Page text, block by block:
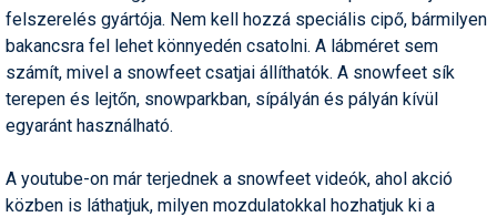
Humor
Hütte
Ingatlan
Játékok
felszerelés gyártója. Nem kell hozzá speciális cipő, bármilyen
bakancsra fel lehet könnyedén csatolni. A lábméret sem
számít, mivel a snowfeet csatjai állíthatók. A snowfeet sík
terepen és lejtőn, snowparkban, sípályán és pályán kívül
egyaránt használható.
A youtube-on már terjednek a snowfeet videók, ahol akció
közben is láthatjuk, milyen mozdulatokkal hozhatjuk ki a